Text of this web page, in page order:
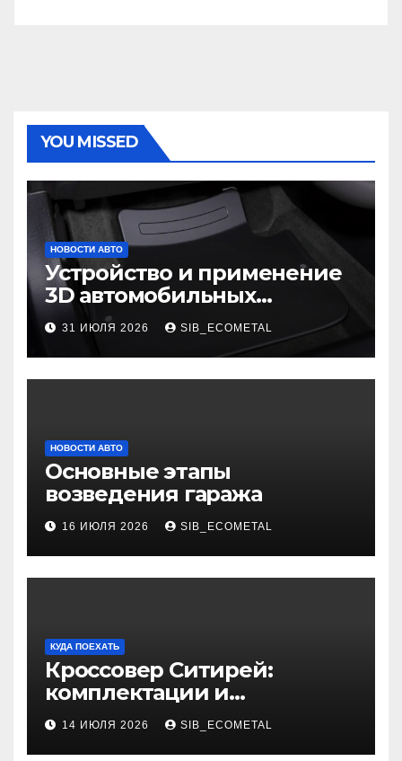
YOU MISSED
НОВОСТИ АВТО
Устройство и применение
3D автомобильных
ковриков
31 ИЮЛЯ 2026 SIB_ECOMETAL
НОВОСТИ АВТО
Основные этапы
возведения гаража
16 ИЮЛЯ 2026 SIB_ECOMETAL
КУДА ПОЕХАТЬ
Кроссовер Ситирей:
комплектации и
характеристики
14 ИЮЛЯ 2026 SIB_ECOMETAL